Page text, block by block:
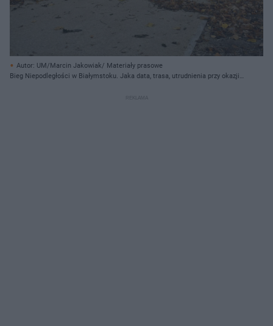
Autor: UM/Marcin Jakowiak/ Materiały prasowe
Bieg Niepodległości w Białymstoku. Jaka data, trasa, utrudnienia przy okazji